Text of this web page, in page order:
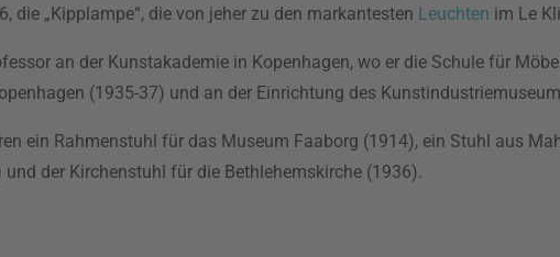
die „Kipplampe“, die von jeher zu den markantesten Leuchten im Le
an der Kunstakademie in Kopenhagen, wo er die Schule für
(1935-37) und an der Einrichtung des
ein Rahmenstuhl für das Museum Faaborg (1914), ein Stuhl aus
der Kirchenstuhl für die Bethlehemskirche (1936).